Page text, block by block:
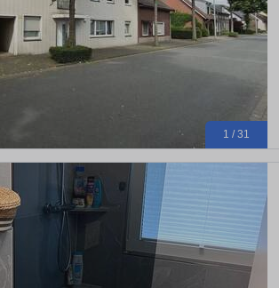
1 / 31